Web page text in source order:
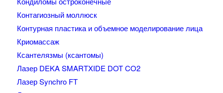
Контагиозный моллюск
Контурная пластика и объемное моделирование лица
Криомассаж
Ксантелязмы (ксантомы)
Лазер DEKA SMARTXIDE DOT CO2
Лазер Synchro FT